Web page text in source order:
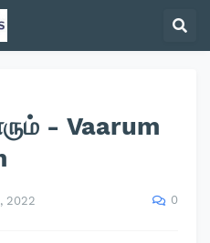
- Vaarum
2022 0